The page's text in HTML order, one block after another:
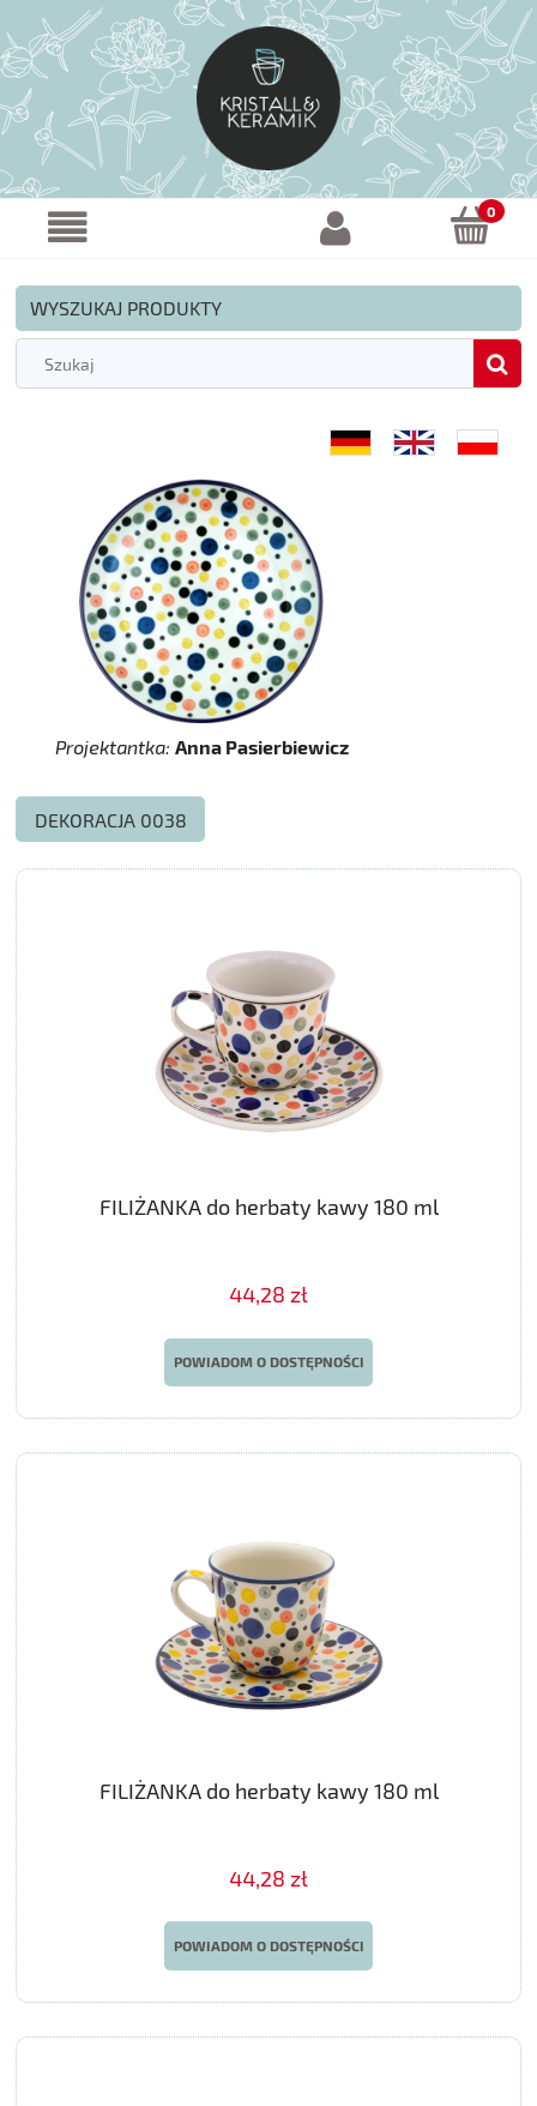
WYSZUKAJ PRODUKTY
Projektantka: Anna Pasierbiewicz
DEKORACJA 0038
FILIŻANKA do herbaty kawy 180 ml
44,28 zł
POWIADOM O DOSTĘPNOŚCI
FILIŻANKA do herbaty kawy 180 ml
44,28 zł
POWIADOM O DOSTĘPNOŚCI